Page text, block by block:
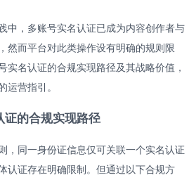
中，多账号实名认证已成为内容创作者与
然而平台对此类操作设有明确的规则限
实名认证的合规实现路径及其战略价值，
运营指引。
的合规实现路径
，同一身份证信息仅可关联一个实名认证
认证存在明确限制。但通过以下合规方